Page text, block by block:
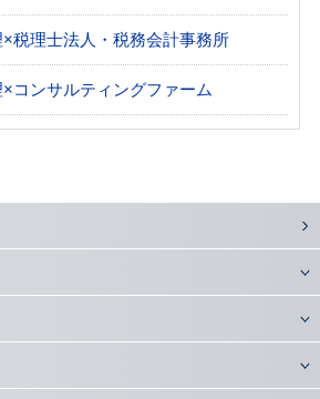
税理士法人・税務会計事務所
コンサルティングファーム